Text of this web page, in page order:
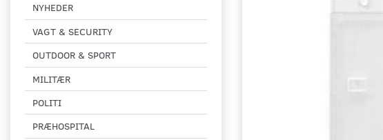
NYHEDER
VAGT & SECURITY
OUTDOOR & SPORT
MILITÆR
POLITI
PRÆHOSPITAL